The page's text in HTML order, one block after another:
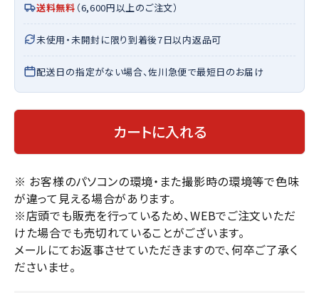
送料無料 （6,600円以上のご注文）
未使用・未開封に限り到着後7日以内返品可
配送日の指定がない場合、佐川急便で最短日のお届け
カートに入れる
※ お客様のパソコンの環境・また撮影時の環境等で色味
が違って見える場合があります。
※店頭でも販売を行っているため、WEBでご注文いただ
けた場合でも売切れていることがございます。
メールにてお返事させていただきますので、何卒ご了承く
ださいませ。